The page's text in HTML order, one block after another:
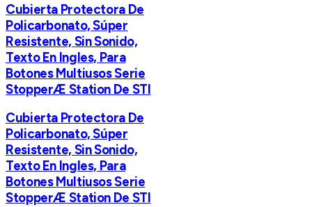
Cubierta Protectora De
Policarbonato, Súper
Resistente, Sin Sonido,
Texto En Ingles, Para
Botones Multiusos Serie
StopperÆ Station De STI
Cubierta Protectora De
Policarbonato, Súper
Resistente, Sin Sonido,
Texto En Ingles, Para
Botones Multiusos Serie
StopperÆ Station De STI